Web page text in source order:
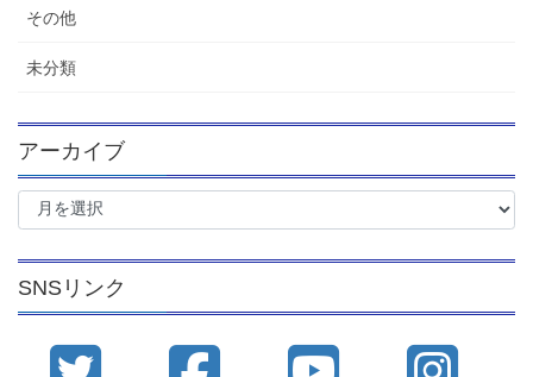
その他
未分類
アーカイブ
ア
イ
ブ
SNSリンク